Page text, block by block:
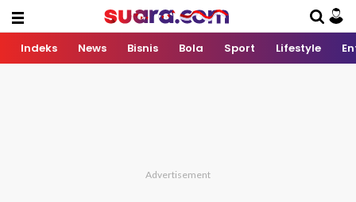
Indeks News Bisnis Bola Sport Lifestyle